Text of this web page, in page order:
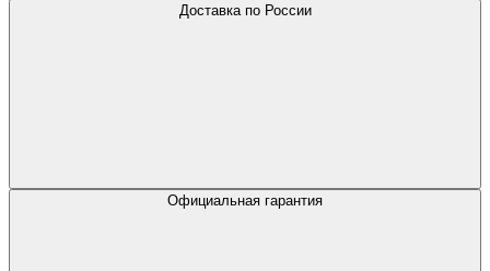
Доставка по России
Официальная гарантия